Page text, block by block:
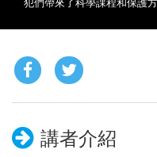
犯們帶來了科學課程和保護
講者介紹